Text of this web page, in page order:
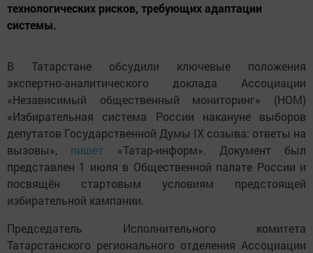
технологических рисков, требующих адаптации
системы.
В Татарстане обсудили ключевые положения
экспертно-аналитического доклада Ассоциации
«Независимый общественный мониторинг» (НОМ)
«Избирательная система России накануне выборов
депутатов Государственной Думы IX созыва: ответы на
вызовы», пишет «Татар-информ». Документ был
представлен 1 июля в Общественной палате России и
посвящён стартовым условиям предстоящей
избирательной кампании.
Председатель Исполнительного комитета
Татарстанского регионального отделения Ассоциации